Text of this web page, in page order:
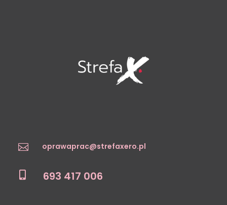
 oprawaprac@strefaxero.pl
 693 417 006